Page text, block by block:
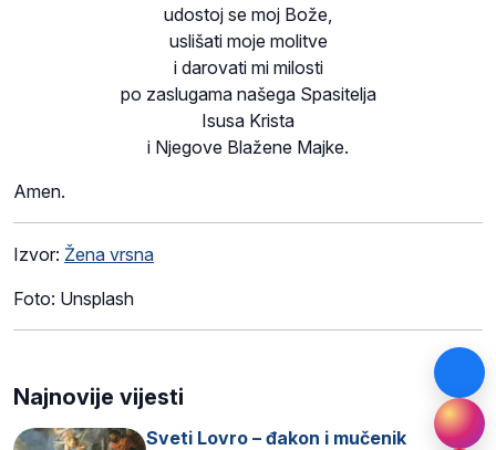
udostoj se moj Bože,
uslišati moje molitve
i darovati mi milosti
po zaslugama našega Spasitelja
Isusa Krista
i Njegove Blažene Majke.
Amen.
Izvor: Žena vrsna
Foto: Unsplash
Najnovije vijesti
Sveti Lovro – đakon i mučenik